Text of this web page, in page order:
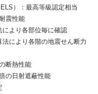
）：最高等級認定相当
震性能
により各部位毎に確認
により各階の地震せん断力
断熱性能
の日射遮蔽性能